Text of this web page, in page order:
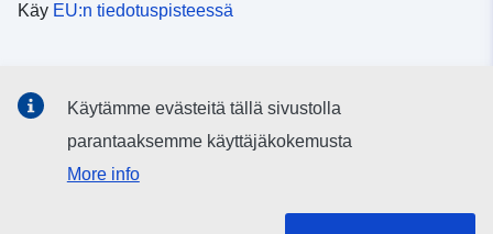
Käy EU:n tiedotuspisteessä
sosiaalisessa mediassa
EU:n toimielimet ja muut elimet
Käytämme evästeitä tällä sivustolla
parantaaksemme käyttäjäkokemusta
More info